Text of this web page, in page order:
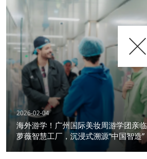
2026-02-04
海外游学！广州国际美妆周游学团亲临
萝薇智慧工厂，沉浸式溯源“中国智造”